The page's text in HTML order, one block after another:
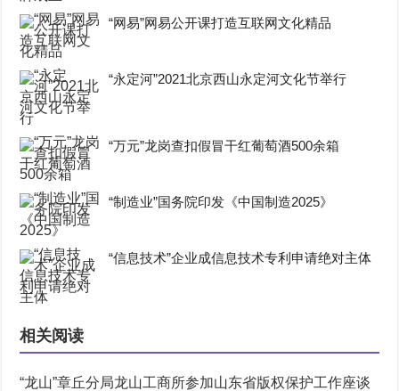
“网易”网易公开课打造互联网文化精品
“永定河”2021北京西山永定河文化节举行
“万元”龙岗查扣假冒干红葡萄酒500余箱
“制造业”国务院印发《中国制造2025》
“信息技术”企业成信息技术专利申请绝对主体
相关阅读
“龙山”章丘分局龙山工商所参加山东省版权保护工作座谈